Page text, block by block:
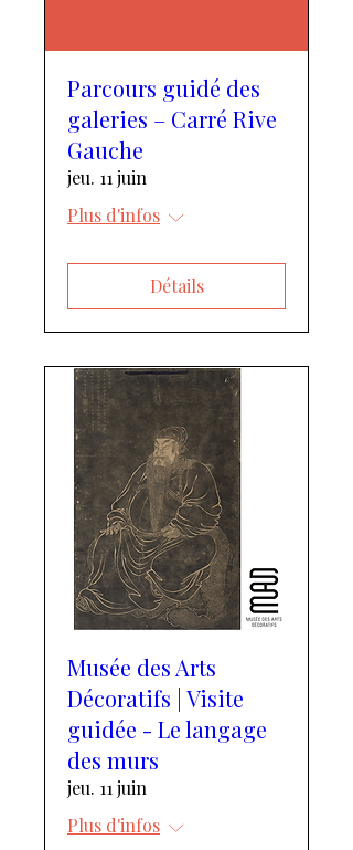
Parcours guidé des
galeries – Carré Rive
Gauche
jeu. 11 juin
Plus d'infos
Détails
Musée des Arts
Décoratifs | Visite
guidée - Le langage
des murs
jeu. 11 juin
Plus d'infos